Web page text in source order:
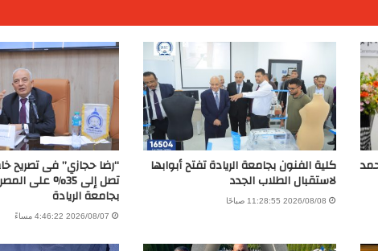
كلية الفنون بجامعة الريادة تفتح أبوابها
لاستقبال الطلاب الجدد
2026/08/08 11:28:55 صباحًا
“رضا حجازي” فى
تصل إلى 35% على
بجامعة الريادة
2026/08/07 4:46:22 مساءً